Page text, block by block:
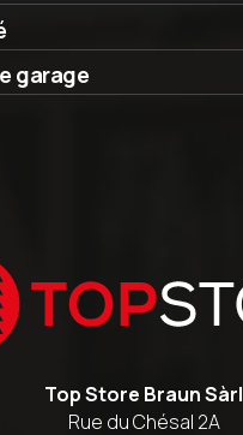
garage
Top Store Braun Sàrl
Rue du Chésal 2A